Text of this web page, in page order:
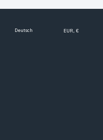
Deutsch EUR, €